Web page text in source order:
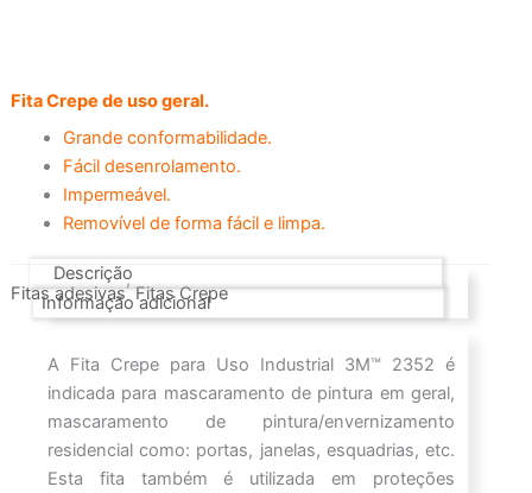
Fita Crepe de uso geral.
Grande conformabilidade.
Fácil desenrolamento.
Impermeável.
Removível de forma fácil e limpa.
Fitas adesivas
,
Fitas Crepe
Descrição
Informação adicional
A Fita Crepe para Uso Industrial 3M™ 2352 é
indicada para mascaramento de pintura em geral,
mascaramento de pintura/envernizamento
residencial como: portas, janelas, esquadrias, etc.
Esta fita também é utilizada em proteções